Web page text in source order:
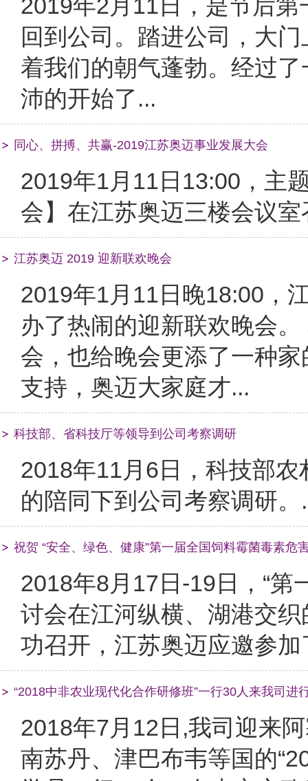
2019年2月11日，是节后
回到公司。踏进公司，大
着我们的朝气蓬勃。​经过
沛的开始了...
同心、拼搏、共赢-2019江苏奥迈事业发展大会
2019年1月11日13:00，主
会】在江苏奥迈三楼会议室
江苏奥迈 2019 迎新联欢晚会
2019年1月11日晚18:00，
办了热闹的迎新联欢晚会
会，也给晚会更添了一种
支持，奥迈大家庭才...
科技部、省科技厅等领导到公司考察调研
2018年11月6日，科技部
的陪同下到公司考察调研。
祝贺 “安全、绿色、健康”第一届全国饲料霉菌毒素危
2018年8月17日-19日，“
讨会在江河纵横、湖港交
功召开，江苏奥迈应邀参
“2018中非农业现代化合作研修班”一行30人来我司进
2018年7月12日,我司迎来
南苏丹、津巴布韦等国的